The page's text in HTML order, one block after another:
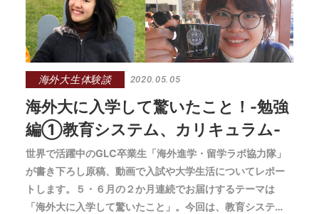
海外大生体験談 2020.05.05
海外大に入学して驚いたこと！-勉強
編①教育システム、カリキュラム-
世界で活躍中のGLC卒業生「海外進学・留学ラボ協力隊」
が書き下ろし原稿、動画で入試や大学生活についてレポー
トします。５・６月の２か月連続でお届けするテーマは
「海外大に入学して驚いたこと」。今回は、教育システ